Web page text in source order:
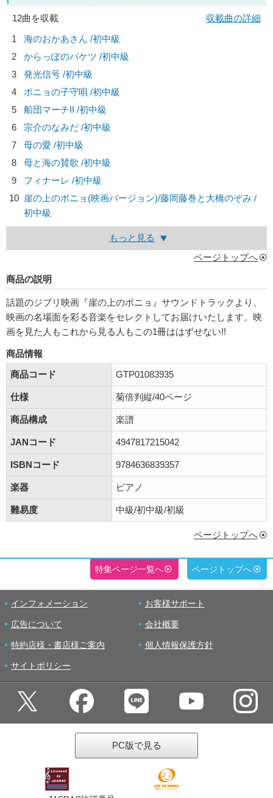
12曲を収載
収載曲の詳細
1
海のおかあさん /初中級
2
からっぽのバケツ /初中級
3
発光信号 /初中級
4
ポニョの子守唄 /初中級
5
船団マーチII /初中級
6
宗介のなみだ /初中級
7
母の愛 /初中級
8
母と海の賛歌 /初中級
9
フィナーレ /初中級
10 崖の上のポニョ(映画バージョン)/藤岡藤巻と大橋のぞみ /
初中級
もっと見る
ページトップへ
商品の説明
話題のジブリ映画『崖の上のポニョ』サウンドトラックより、
映画の名場面を彩る音楽をセレクトしてお届けいたします。映
画を見た人もこれから見る人もこの1冊ははずせない!!
商品情報
商品コード
GTP01083935
仕様 菊倍判縦/40ページ
商品構成 楽譜
JANコード 4947817215042
ISBNコード 9784636839357
楽器 ピアノ
難易度 中級/初中級/初級
ページトップへ
特集ページ一覧へ ページトップへ
インフォメーション お客様サポート
広告について 会社概要
特約店様・書店様ご案内 個人情報保護方針
サイトポリシー
PC版で見る